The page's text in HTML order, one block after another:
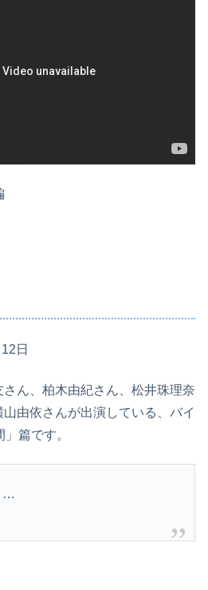
日
ん、柏木由紀さん、松井珠理奈
由依さんが出演している、バイ
篇です。
…